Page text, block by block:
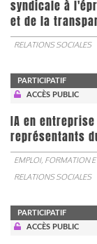
syndicale à
et de la
RELATIONS SOCIALES
PARTICIPATIF
ACCÈS PUBLIC
IA en
représentants
EMPLOI, FORMATION
RELATIONS SOCIALES
PARTICIPATIF
ACCÈS PUBLIC